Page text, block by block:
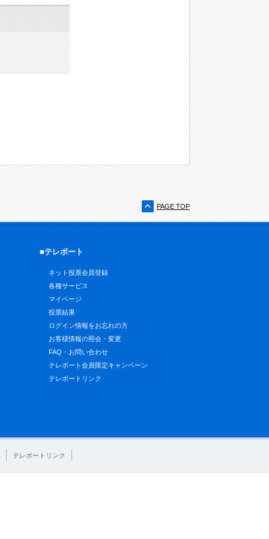
PAGE TOP
■テレボート
ネット投票会員登録
各種サービス
マイページ
投票結果
ログイン情報をお忘れの方
お客様情報の照会・変更
FAQ・お問い合わせ
テレボート会員限定キャンペーン
テレボートリンク
テレボートリンク